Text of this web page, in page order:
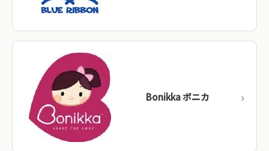
Bonikka ボニカ